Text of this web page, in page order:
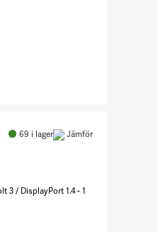
6.6ft (2m)
69 i lager Jämför
3 / DisplayPort 1.4 - 1